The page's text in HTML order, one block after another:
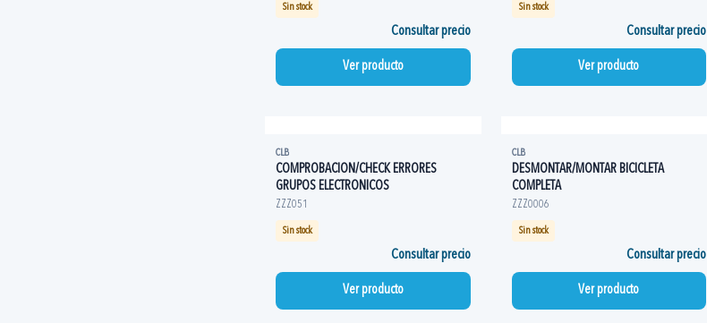
Sin stock
Consultar precio
Ver producto
Sin stock
Consultar precio
Ver producto
CLB
COMPROBACION/CHECK ERRORES
GRUPOS ELECTRONICOS
ZZZ051
Sin stock
Consultar precio
Ver producto
CLB
DESMONTAR/MONTAR BICICLETA
COMPLETA
ZZZ0006
Sin stock
Consultar precio
Ver producto